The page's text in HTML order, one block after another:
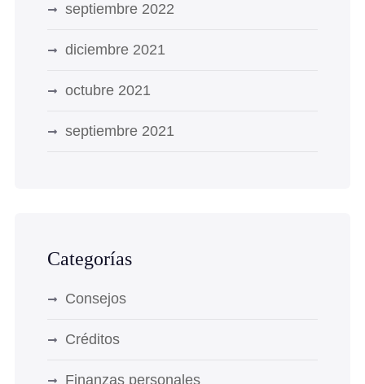
septiembre 2022
diciembre 2021
octubre 2021
septiembre 2021
Categorías
Consejos
Créditos
Finanzas personales